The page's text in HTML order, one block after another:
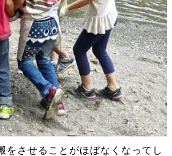
をさせることがほぼなくなってし